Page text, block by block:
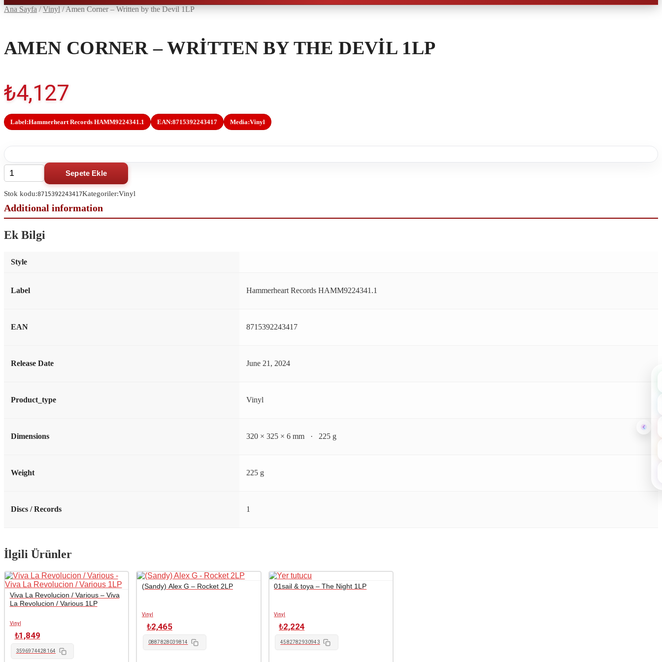
Ana Sayfa /Vinyl /Amen Corner – Written by the Devil 1LP
AMEN CORNER – WRITTEN BY THE DEVIL 1LP
₺4,127
Label:Hammerheart Records HAMM9224341.1 EAN:8715392243417 Media:Vinyl
Amen
Corner
Written
by
the
1LP
adet
Sepete Ekle
Stok kodu:8715392243417Kategoriler:Vinyl
Ek Bilgi
Style
Label Hammerheart Records HAMM9224341.1
EAN 8715392243417
Release Date June 21, 2024
Product_type Vinyl
Dimensions 320 × 325 × 6 mm · 225 g
Weight 225 g
Discs / Records 1
İlgili Ürünler
Viva La Revolucion / Various – Viva
La Revolucion / Various 1LP
Vinyl
₺1,849
3596974428164
(Sandy) Alex G – Rocket 2LP
Vinyl
₺2,465
0887828039814
01sail & toya – The Night 1LP
Vinyl
₺2,224
4582782930943